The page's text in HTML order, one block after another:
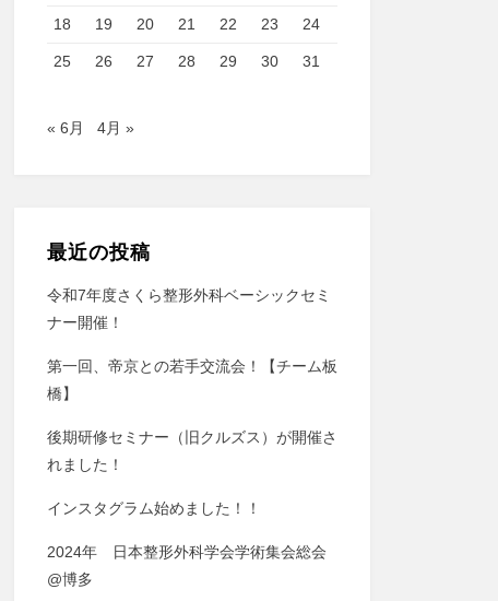
18 19 20 21 22 23 24
25 26 27 28 29 30 31
« 6月 4月 »
最近の投稿
令和7年度さくら整形外科ベーシックセミ
ナー開催！
第一回、帝京との若手交流会！【チーム板
橋】
後期研修セミナー（旧クルズス）が開催さ
れました！
インスタグラム始めました！！
2024年 日本整形外科学会学術集会総会
@博多